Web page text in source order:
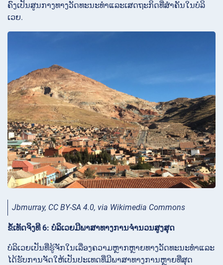
ຄົງເປັນສູນກາງທາງວັດທະນະທຳແລະເສດຖະກິດທີ່ສຳຄັນໃນບໍລິ
ເວຍ.
Jbmurray, CC BY-SA 4.0, via Wikimedia Commons
ຂໍ້ເທັດຈິງທີ 6: ບໍລິເວຍມີພາສາທາງການຈຳນວນສູງສຸດ
ບໍລິເວຍເປັນທີ່ຮູ້ຈັກໃນເລື່ອງຄວາມຫຼາກຫຼາຍທາງວັດທະນະທຳແລະ
ໄດ້ຮັບການຈັດໃຫ້ເປັນປະເທດທີ່ມີພາສາທາງການຫຼາຍທີ່ສຸດ